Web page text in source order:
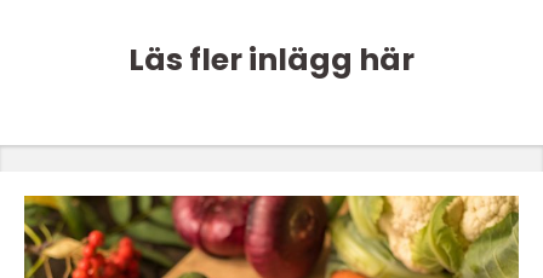
Läs fler inlägg här